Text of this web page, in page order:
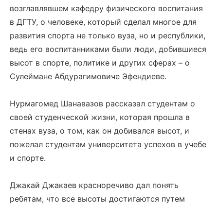
возглавлявшем кафедру физического воспитания
в ДГТУ, о человеке, который сделал многое для
развития спорта не только вуза, но и республики,
ведь его воспитанниками были люди, добившиеся
высот в спорте, политике и других сферах – о
Сулеймане Абдурагимовиче Эфендиеве.
Нурмагомед Шанавазов рассказал студентам о
своей студенческой жизни, которая прошла в
стенах вуза, о том, как он добивался высот, и
пожелал студентам университета успехов в учебе
и спорте.
Джакай Джакаев красноречиво дал понять
ребятам, что все высоты достигаются путем